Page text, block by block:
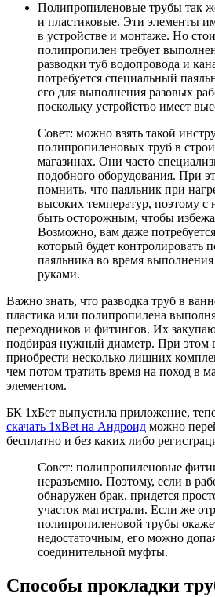
Полипропиленовые трубы так
и пластиковые. Эти элементы
в устройстве и монтаже. Но
полипропилен требует
разводки туб водопровода и
потребуется специальный
его для выполнения разовых
поскольку устройство имеет
Совет: можно взять такой
полипропиленовых труб в
магазинах. Они часто
подобного оборудования. При
помнить, что паяльник при
высоких температур, поэтому с
быть осторожным, чтобы
Возможно, вам даже
который будет контролировать
паяльника во время
руками.
Важно знать, что разводка труб в
пластика или полипропилена
переходников и фитингов. Их
подбирая нужный диаметр. При этом
приобрести несколько лишних
чем потом тратить время на поход в
элементом.
БК 1хБет выпустила приложение,
скачать 1xBet на Андроид можно
бесплатно и без каких либо
Совет: полипропиленовые
неразъемно. Поэтому, если в
обнаружен брак, придется
участок магистрали. Если же
полипропиленовой трубы
недостаточным, его можно
соединительной муфты.
Способы прокладки